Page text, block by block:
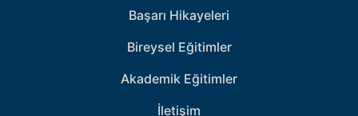
Başarı Hikayeleri
Bireysel Eğitimler
Akademik Eğitimler
İletişim